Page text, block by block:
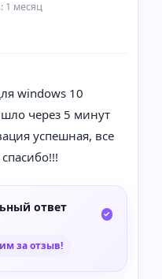
1 месяц
windows 10
через 5 минут
успешная, все
ответ
за отзыв!